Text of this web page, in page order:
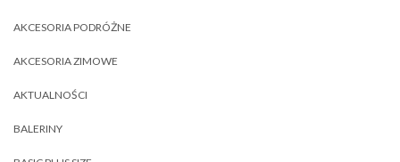
AKCESORIA PODRÓŻNE
AKCESORIA ZIMOWE
AKTUALNOŚCI
BALERINY